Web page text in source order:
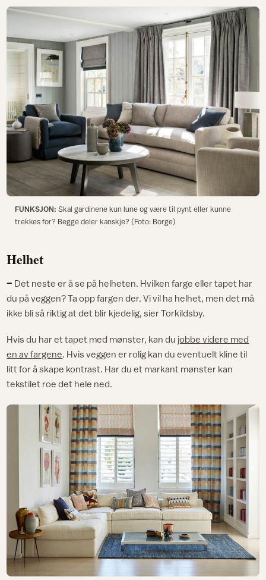
FUNKSJON: Skal gardinene kun lune og være til pynt eller kunne
trekkes for? Begge deler kanskje? (Foto: Borge)
Helhet
– Det neste er å se på helheten. Hvilken farge eller tapet har
du på veggen? Ta opp fargen der. Vi vil ha helhet, men det må
ikke bli så riktig at det blir kjedelig, sier Torkildsby.
Hvis du har et tapet med mønster, kan du jobbe videre med
en av fargene. Hvis veggen er rolig kan du eventuelt kline til
litt for å skape kontrast. Har du et markant mønster kan
tekstilet roe det hele ned.